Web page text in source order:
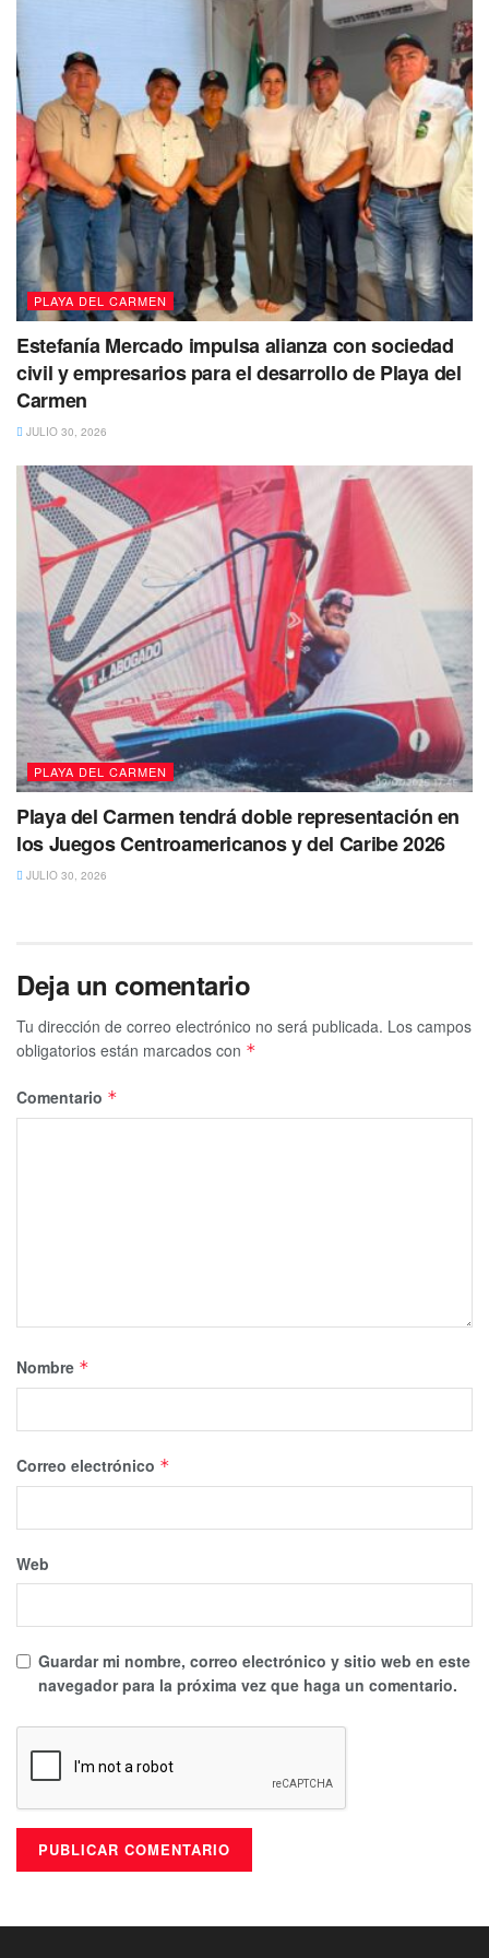
Sin duda este espacio que ha sido rescatado por esta red
de jóvenes ahora luce irreconocible, pues en el lugar
hallaron pet, basura y hasta ropa.
Además, fueron colocados letreros que invitan a la
ciudadanía a conservar y a mantener limpio este espacio
natural.
Tags: Cenotes Limpieza
Red Mundial de Jóvenes
Solidaridad
PLAYA DEL CARMEN
Estefanía Mercado impulsa alianza con sociedad
civil y empresarios para el desarrollo de Playa del
Carmen
JULIO 30, 2026
PLAYA DEL CARMEN
Playa del Carmen tendrá doble representación en
los Juegos Centroamericanos y del Caribe 2026
JULIO 30, 2026
Deja un comentario
Tu dirección de correo electrónico no será publicada. Los campos
obligatorios están marcados con *
Comentario *
Nombre *
Correo electrónico *
Web
Guardar mi nombre, correo electrónico y sitio web en este
navegador para la próxima vez que haga un comentario.